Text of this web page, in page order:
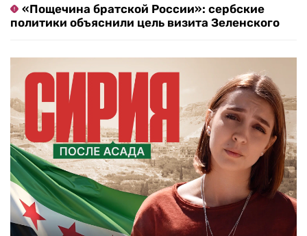
«Пощечина братской России»: сербские
политики объяснили цель визита Зеленского